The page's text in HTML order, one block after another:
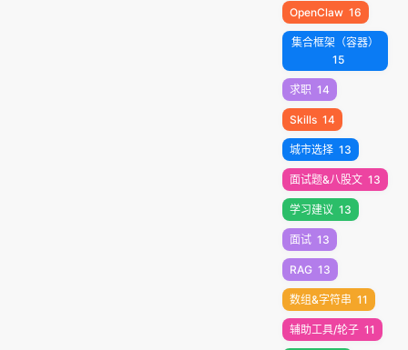
OpenClaw 16
集合框架（容器）
15
求职 14
Skills 14
城市选择 13
面试题&八股文 13
学习建议 13
面试 13
RAG 13
数组&字符串 11
辅助工具/轮子 11